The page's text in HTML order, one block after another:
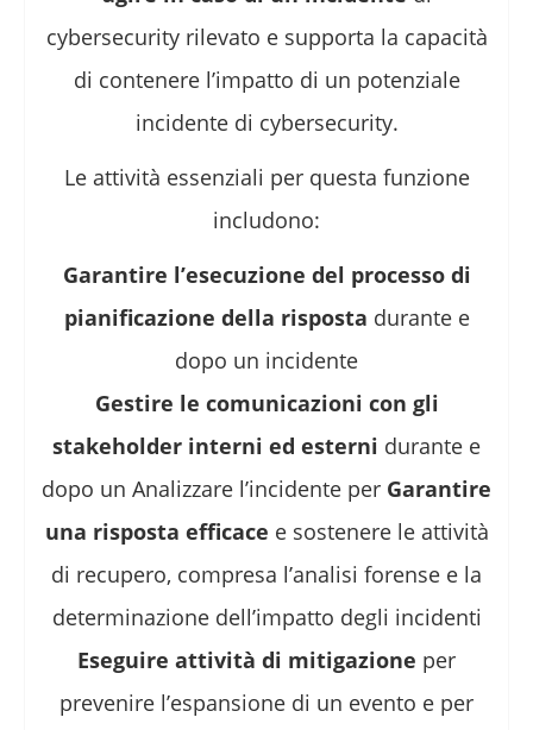
cybersecurity rilevato e supporta la capacità
di contenere l’impatto di un potenziale
incidente di cybersecurity.
Le attività essenziali per questa funzione
includono:
Garantire l’esecuzione del processo di
pianificazione della risposta durante e
dopo un incidente
Gestire le comunicazioni con gli
stakeholder interni ed esterni durante e
dopo un Analizzare l’incidente per Garantire
una risposta efficace e sostenere le attività
di recupero, compresa l’analisi forense e la
determinazione dell’impatto degli incidenti
Eseguire attività di mitigazione per
prevenire l’espansione di un evento e per